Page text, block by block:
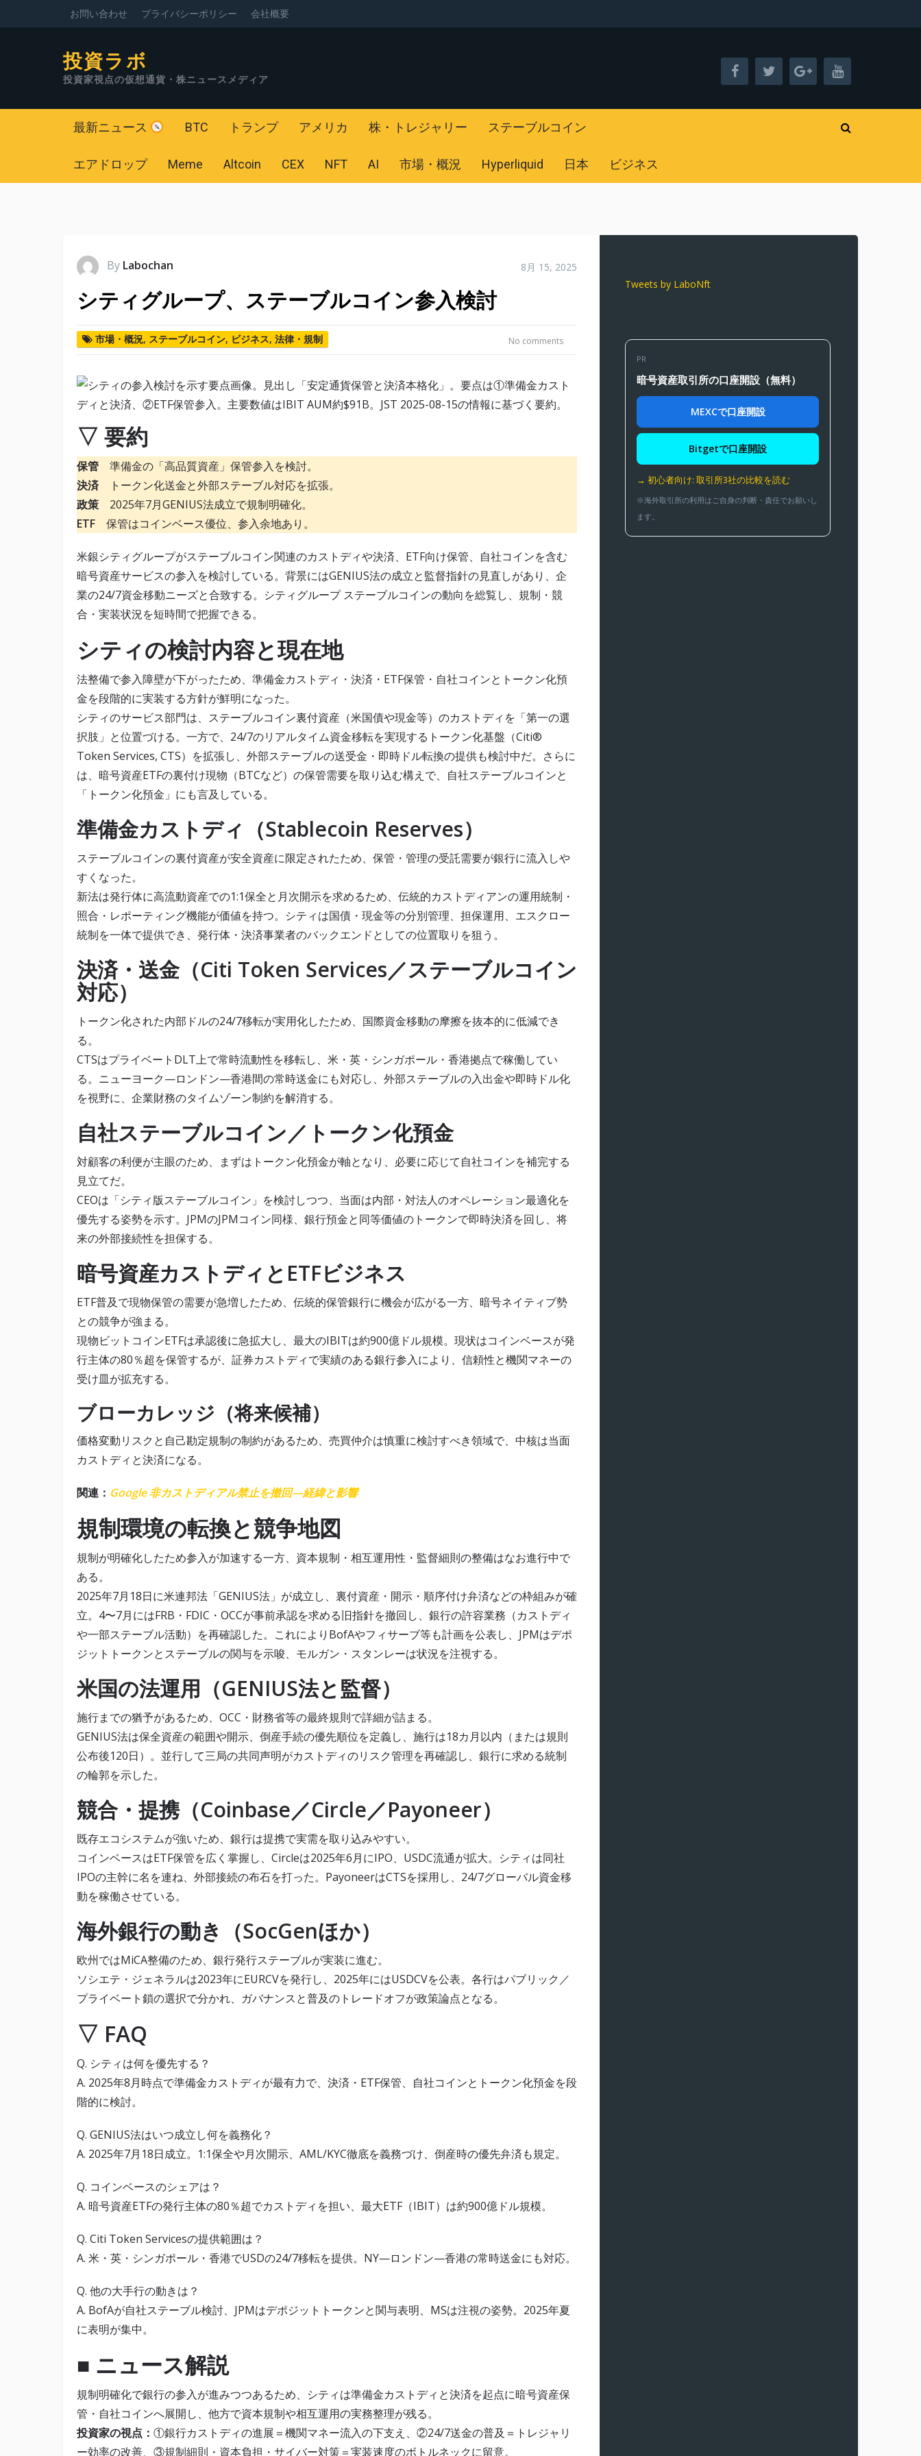
お問い合わせ プライバシーポリシー 会社概要
投資ラボ
投資家視点の仮想通貨・株ニュースメディア
最新ニュース BTC トランプ アメリカ 株・トレジャリー ステーブルコイン
エアドロップ Meme Altcoin CEX NFT AI 市場・概況 Hyperliquid 日本 ビジネス
By Labochan 8月 15, 2025
シティグループ、ステーブルコイン参入検討
市場・概況, ステーブルコイン, ビジネス, 法律・規制 No comments
▽ 要約
保管 準備金の「高品質資産」保管参入を検討。
決済トークン化送金と外部ステーブル対応を拡張。
政策 2025年7月GENIUS法成立で規制明確化。
ETF 保管はコインベース優位、参入余地あり。
米銀シティグループがステーブルコイン関連のカストディや決済、ETF向け保管、自社コインを含む
暗号資産サービスの参入を検討している。背景にはGENIUS法の成立と監督指針の見直しがあり、企
業の24/7資金移動ニーズと合致する。シティグループ ステーブルコインの動向を総覧し、規制・競
合・実装状況を短時間で把握できる。
シティの検討内容と現在地
法整備で参入障壁が下がったため、準備金カストディ・決済・ETF保管・自社コインとトークン化預
金を段階的に実装する方針が鮮明になった。
シティのサービス部門は、ステーブルコイン裏付資産（米国債や現金等）のカストディを「第一の選
択肢」と位置づける。一方で、24/7のリアルタイム資金移転を実現するトークン化基盤（Citi®
Token Services, CTS）を拡張し、外部ステーブルの送受金・即時ドル転換の提供も検討中だ。さらに
は、暗号資産ETFの裏付け現物（BTCなど）の保管需要を取り込む構えで、自社ステーブルコインと
「トークン化預金」にも言及している。
準備金カストディ（Stablecoin Reserves）
ステーブルコインの裏付資産が安全資産に限定されたため、保管・管理の受託需要が銀行に流入しや
すくなった。
新法は発行体に高流動資産での1:1保全と月次開示を求めるため、伝統的カストディアンの運用統制・
照合・レポーティング機能が価値を持つ。シティは国債・現金等の分別管理、担保運用、エスクロー
統制を一体で提供でき、発行体・決済事業者のバックエンドとしての位置取りを狙う。
決済・送金（Citi Token Services／ステーブルコイン
対応）
トークン化された内部ドルの24/7移転が実用化したため、国際資金移動の摩擦を抜本的に低減でき
る。
CTSはプライベートDLT上で常時流動性を移転し、米・英・シンガポール・香港拠点で稼働してい
る。ニューヨーク—ロンドン—香港間の常時送金にも対応し、外部ステーブルの入出金や即時ドル化
を視野に、企業財務のタイムゾーン制約を解消する。
自社ステーブルコイン／トークン化預金
対顧客の利便が主眼のため、まずはトークン化預金が軸となり、必要に応じて自社コインを補完する
見立てだ。
CEOは「シティ版ステーブルコイン」を検討しつつ、当面は内部・対法人のオペレーション最適化を
優先する姿勢を示す。JPMのJPMコイン同様、銀行預金と同等価値のトークンで即時決済を回し、将
来の外部接続性を担保する。
暗号資産カストディとETFビジネス
ETF普及で現物保管の需要が急増したため、伝統的保管銀行に機会が広がる一方、暗号ネイティブ勢
との競争が強まる。
現物ビットコインETFは承認後に急拡大し、最大のIBITは約900億ドル規模。現状はコインベースが発
行主体の80％超を保管するが、証券カストディで実績のある銀行参入により、信頼性と機関マネーの
受け皿が拡充する。
ブローカレッジ（将来候補）
価格変動リスクと自己勘定規制の制約があるため、売買仲介は慎重に検討すべき領域で、中核は当面
カストディと決済になる。
関連： Google 非カストディアル禁止を撤回—経緯と影響
規制環境の転換と競争地図
規制が明確化したため参入が加速する一方、資本規制・相互運用性・監督細則の整備はなお進行中で
ある。
2025年7月18日に米連邦法「GENIUS法」が成立し、裏付資産・開示・順序付け弁済などの枠組みが確
立。4〜7月にはFRB・FDIC・OCCが事前承認を求める旧指針を撤回し、銀行の許容業務（カストディ
や一部ステーブル活動）を再確認した。これによりBofAやフィサーブ等も計画を公表し、JPMはデポ
ジットトークンとステーブルの関与を示唆、モルガン・スタンレーは状況を注視する。
米国の法運用（GENIUS法と監督）
施行までの猶予があるため、OCC・財務省等の最終規則で詳細が詰まる。
GENIUS法は保全資産の範囲や開示、倒産手続の優先順位を定義し、施行は18カ月以内（または規則
公布後120日）。並行して三局の共同声明がカストディのリスク管理を再確認し、銀行に求める統制
の輪郭を示した。
競合・提携（Coinbase／Circle／Payoneer）
既存エコシステムが強いため、銀行は提携で実需を取り込みやすい。
コインベースはETF保管を広く掌握し、Circleは2025年6月にIPO、USDC流通が拡大。シティは同社
IPOの主幹に名を連ね、外部接続の布石を打った。PayoneerはCTSを採用し、24/7グローバル資金移
動を稼働させている。
海外銀行の動き（SocGenほか）
欧州ではMiCA整備のため、銀行発行ステーブルが実装に進む。
ソシエテ・ジェネラルは2023年にEURCVを発行し、2025年にはUSDCVを公表。各行はパブリック／
プライベート鎖の選択で分かれ、ガバナンスと普及のトレードオフが政策論点となる。
▽ FAQ
Q. シティは何を優先する？
A. 2025年8月時点で準備金カストディが最有力で、決済・ETF保管、自社コインとトークン化預金を段
階的に検討。
Q. GENIUS法はいつ成立し何を義務化？
A. 2025年7月18日成立。1:1保全や月次開示、AML/KYC徹底を義務づけ、倒産時の優先弁済も規定。
Q. コインベースのシェアは？
A. 暗号資産ETFの発行主体の80％超でカストディを担い、最大ETF（IBIT）は約900億ドル規模。
Q. Citi Token Servicesの提供範囲は？
A. 米・英・シンガポール・香港でUSDの24/7移転を提供。NY—ロンドン—香港の常時送金にも対応。
Q. 他の大手行の動きは？
A. BofAが自社ステーブル検討、JPMはデポジットトークンと関与表明、MSは注視の姿勢。2025年夏
に表明が集中。
■ ニュース解説
規制明確化で銀行の参入が進みつつあるため、シティは準備金カストディと決済を起点に暗号資産保
管・自社コインへ展開し、他方で資本規制や相互運用の実務整理が残る。
投資家の視点： ①銀行カストディの進展＝機関マネー流入の下支え、②24/7送金の普及＝トレジャリ
ー効率の改善、③規制細則・資本負担・サイバー対策＝実装速度のボトルネックに留意。
Tweets by LaboNft
PR
暗号資産取引所の口座開設（無料）
MEXCで口座開設
Bitgetで口座開設
→ 初心者向け: 取引所3社の比較を読む
※海外取引所の利用はご自身の判断・責任でお願いし
ます。